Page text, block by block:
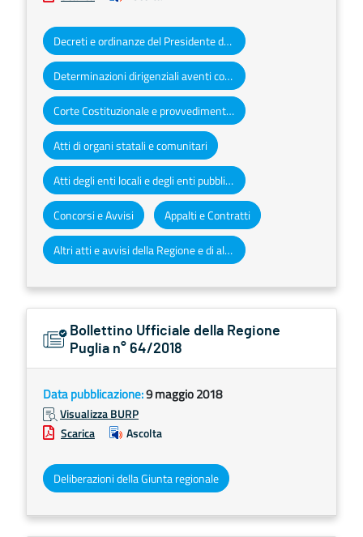
Decreti e ordinanze del Presidente della Giunta regionale
Determinazioni dirigenziali aventi contenuto di interesse generale
Corte Costituzionale e provvedimenti organi giurisdizionali
Atti di organi statali e comunitari
Atti degli enti locali e degli enti pubblici e privati
Concorsi e Avvisi Appalti e Contratti
Altri atti e avvisi della Regione e di altri enti pubblici che interessano la collettività regionale
Bollettino Ufficiale della Regione
Puglia n° 64/2018
Data pubblicazione:9 maggio 2018
Visualizza BURP
Scarica
Ascolta
Deliberazioni della Giunta regionale